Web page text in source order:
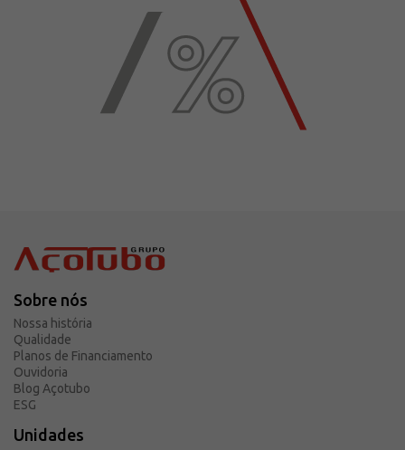
Sobre nós
Nossa história
Qualidade
Planos de Financiamento
Ouvidoria
Blog Açotubo
ESG
Unidades